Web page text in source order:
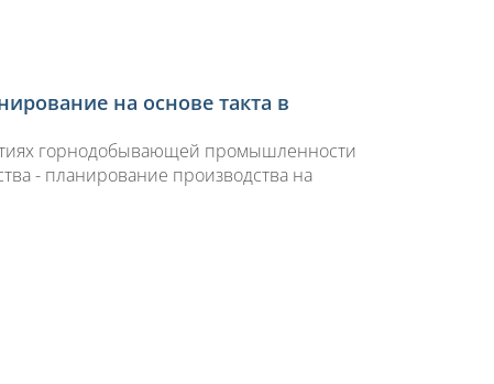
на основе такта в
горнодобывающей промышленности
- планирование производства на